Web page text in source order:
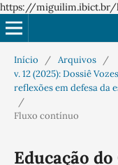
https://
Início / Arquivos
/
v. 12 (2025): Dossiê
reflexões em defesa da
/
Fluxo contínuo
Educação